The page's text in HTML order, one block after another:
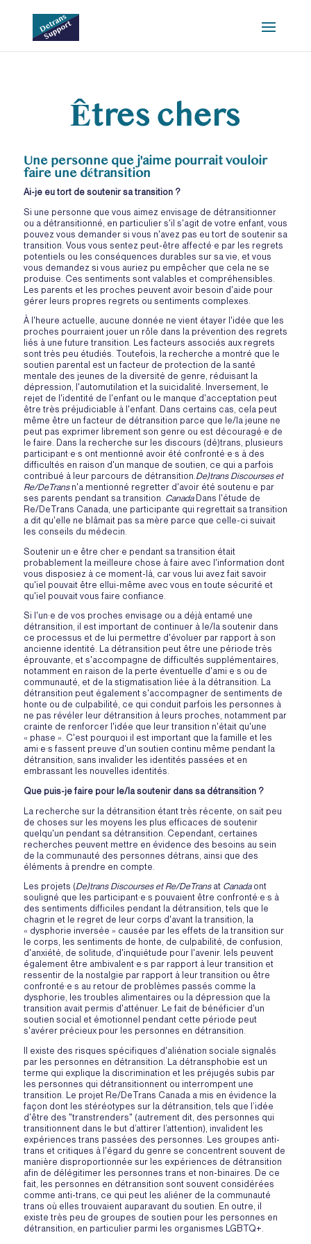
Êtres chers
Une personne que j'aime pourrait vouloir
faire une détransition
Ai-je eu tort de soutenir sa transition ?
Si une personne que vous aimez envisage de détransitionner
ou a détransitionné, en particulier s'il s'agit de votre enfant, vous
pouvez vous demander si vous n'avez pas eu tort de soutenir sa
transition. Vous vous sentez peut-être affecté·e par les regrets
potentiels ou les conséquences durables sur sa vie, et vous
vous demandez si vous auriez pu empêcher que cela ne se
produise. Ces sentiments sont valables et compréhensibles.
Les parents et les proches peuvent avoir besoin d'aide pour
gérer leurs propres regrets ou sentiments complexes.
À l'heure actuelle, aucune donnée ne vient étayer l'idée que les
proches pourraient jouer un rôle dans la prévention des regrets
liés à une future transition. Les facteurs associés aux regrets
sont très peu étudiés. Toutefois, la recherche a montré que le
soutien parental est un facteur de protection de la santé
mentale des jeunes de la diversité de genre, réduisant la
dépression, l'automutilation et la suicidalité. Inversement, le
rejet de l'identité de l'enfant ou le manque d'acceptation peut
être très préjudiciable à l'enfant. Dans certains cas, cela peut
même être un facteur de détransition parce que le/la jeune ne
peut pas exprimer librement son genre ou est découragé·e de
le faire. Dans la recherche sur les discours (dé)trans, plusieurs
participant·e·s ont mentionné avoir été confronté·e·s à des
difficultés en raison d'un manque de soutien, ce qui a parfois
contribué à leur parcours de détransition.De)trans Discourses et
Re/DeTransn'a mentionné regretter d'avoir été soutenu·e par
ses parents pendant sa transition. Canada Dans l'étude de
Re/DeTrans Canada, une participante qui regrettait sa transition
a dit qu'elle ne blâmait pas sa mère parce que celle-ci suivait
les conseils du médecin.
Soutenir un·e être cher·e pendant sa transition était
probablement la meilleure chose à faire avec l'information dont
vous disposiez à ce moment-là, car vous lui avez fait savoir
qu'iel pouvait être ellui-même avec vous en toute sécurité et
qu'iel pouvait vous faire confiance.
Si l'un·e de vos proches envisage ou a déjà entamé une
détransition, il est important de continuer à le/la soutenir dans
ce processus et de lui permettre d'évoluer par rapport à son
ancienne identité. La détransition peut être une période très
éprouvante, et s'accompagne de difficultés supplémentaires,
notamment en raison de la perte éventuelle d'ami·e·s ou de
communauté, et de la stigmatisation liée à la détransition. La
détransition peut également s'accompagner de sentiments de
honte ou de culpabilité, ce qui conduit parfois les personnes à
ne pas révéler leur détransition à leurs proches, notamment par
crainte de renforcer l'idée que leur transition n'était qu'une
« phase ». C'est pourquoi il est important que la famille et les
ami·e·s fassent preuve d'un soutien continu même pendant la
détransition, sans invalider les identités passées et en
embrassant les nouvelles identités.
Que puis-je faire pour le/la soutenir dans sa détransition ?
La recherche sur la détransition étant très récente, on sait peu
de choses sur les moyens les plus efficaces de soutenir
quelqu'un pendant sa détransition. Cependant, certaines
recherches peuvent mettre en évidence des besoins au sein
de la communauté des personnes détrans, ainsi que des
éléments à prendre en compte.
Les projets (De)trans Discourses et Re/DeTransat Canada ont
souligné que les participant·e·s pouvaient être confronté·e·s à
des sentiments difficiles pendant la détransition, tels que le
chagrin et le regret de leur corps d'avant la transition, la
« dysphorie inversée » causée par les effets de la transition sur
le corps, les sentiments de honte, de culpabilité, de confusion,
d'anxiété, de solitude, d'inquiétude pour l'avenir. Iels peuvent
également être ambivalent·e·s par rapport à leur transition et
ressentir de la nostalgie par rapport à leur transition ou être
confronté·e·s au retour de problèmes passés comme la
dysphorie, les troubles alimentaires ou la dépression que la
transition avait permis d'atténuer. Le fait de bénéficier d'un
soutien social et émotionnel pendant cette période peut
s'avérer précieux pour les personnes en détransition.
Il existe des risques spécifiques d'aliénation sociale signalés
par les personnes en détransition. La détransphobie est un
terme qui explique la discrimination et les préjugés subis par
les personnes qui détransitionnent ou interrompent une
transition. Le projet Re/DeTrans Canada a mis en évidence la
façon dont les stéréotypes sur la détransition, tels que l’idée
d'être des "transtrenders" (autrement dit, des personnes qui
transitionnent dans le but d’attirer l’attention), invalident les
expériences trans passées des personnes. Les groupes anti-
trans et critiques à l'égard du genre se concentrent souvent de
manière disproportionnée sur les expériences de détransition
afin de délégitimer les personnes trans et non-binaires. De ce
fait, les personnes en détransition sont souvent considérées
comme anti-trans, ce qui peut les aliéner de la communauté
trans où elles trouvaient auparavant du soutien. En outre, il
existe très peu de groupes de soutien pour les personnes en
détransition, en particulier parmi les organismes LGBTQ+.